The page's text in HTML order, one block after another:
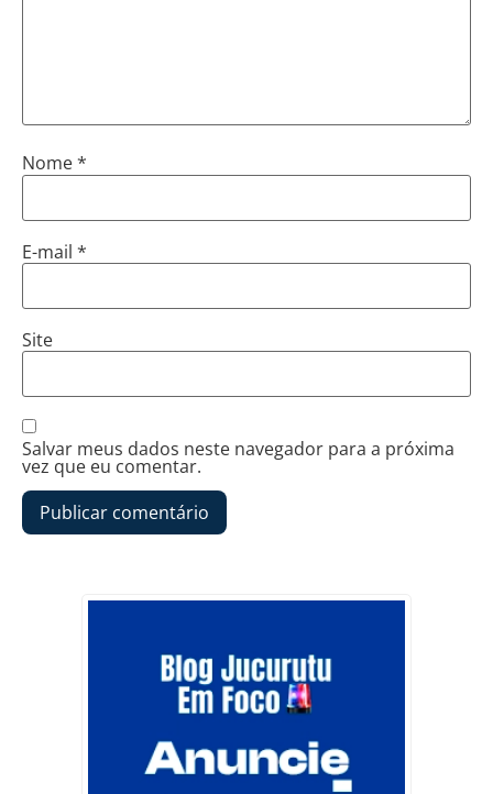
Nome*
E-mail *
Site
Salvar meus dados neste navegador para a próxima
vez que eu comentar.